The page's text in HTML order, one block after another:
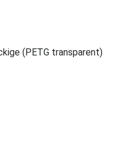
(PETG transparent)